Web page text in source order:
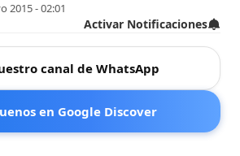
2015 - 02:01
Activar Notificaciones
canal de WhatsApp
en Google Discover